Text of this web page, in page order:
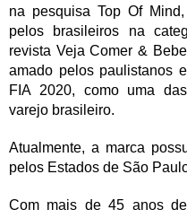
na pesquisa Top Of
pelos brasileiros na
revista Veja Comer &
amado pelos paulistanos
FIA 2020, como uma
varejo brasileiro.
Atualmente, a marca
pelos Estados de São
Com mais de 45 anos